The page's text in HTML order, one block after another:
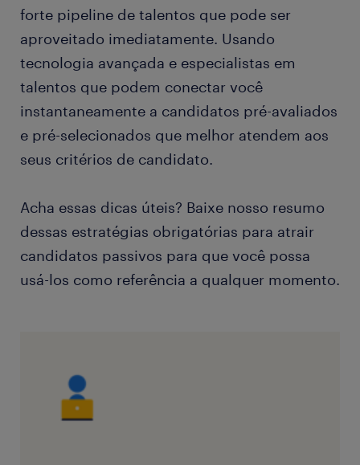
forte pipeline de talentos que pode ser
aproveitado imediatamente. Usando
tecnologia avançada e especialistas em
talentos que podem conectar você
instantaneamente a candidatos pré-avaliados
e pré-selecionados que melhor atendem aos
seus critérios de candidato.
Acha essas dicas úteis? Baixe nosso resumo
dessas estratégias obrigatórias para atrair
candidatos passivos para que você possa
usá-los como referência a qualquer momento.